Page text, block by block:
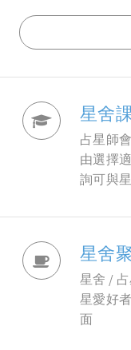
星舍
占星師
由選擇
詢可與
星舍
星舍 /
星愛好
面